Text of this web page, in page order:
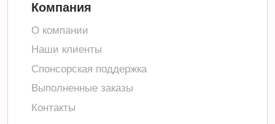
Компания
О компании
Наши клиенты
Спонсорская поддержка
Выполненные заказы
Контакты